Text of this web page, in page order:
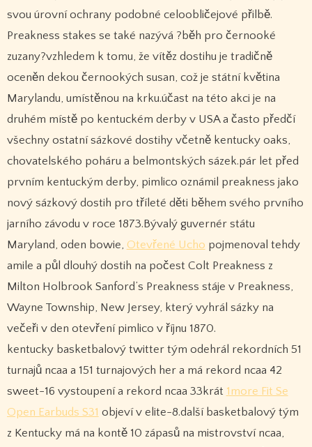
svou úrovní ochrany podobné celoobličejové přilbě.
Preakness stakes se také nazývá ?běh pro černooké
zuzany?vzhledem k tomu, že vítěz dostihu je tradičně
oceněn dekou černookých susan, což je státní květina
Marylandu, umístěnou na krku.účast na této akci je na
druhém místě po kentuckém derby v USA a často předčí
všechny ostatní sázkové dostihy včetně kentucky oaks,
chovatelského poháru a belmontských sázek.pár let před
prvním kentuckým derby, pimlico oznámil preakness jako
nový sázkový dostih pro tříleté děti během svého prvního
jarního závodu v roce 1873.Bývalý guvernér státu
Maryland, oden bowie, Otevřené Ucho pojmenoval tehdy
amile a půl dlouhý dostih na počest Colt Preakness z
Milton Holbrook Sanford’s Preakness stáje v Preakness,
Wayne Township, New Jersey, který vyhrál sázky na
večeři v den otevření pimlico v říjnu 1870.
kentucky basketbalový twitter tým odehrál rekordních 51
turnajů ncaa a 151 turnajových her a má rekord ncaa 42
sweet-16 vystoupení a rekord ncaa 33krát 1more Fit Se
Open Earbuds S31 objeví v elite-8.další basketbalový tým
z Kentucky má na kontě 10 zápasů na mistrovství ncaa,